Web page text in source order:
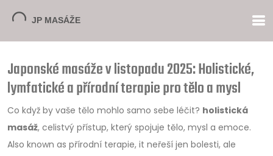
Japonské masáže v listopadu 2025: Holistické,
lymfatické a přírodní terapie pro tělo a mysl
Co když by vaše tělo mohlo samo sebe léčit? holistická
masáž, celistvý přístup, který spojuje tělo, mysl a emoce.
Also known as přírodní terapie, it neřeší jen bolesti, ale